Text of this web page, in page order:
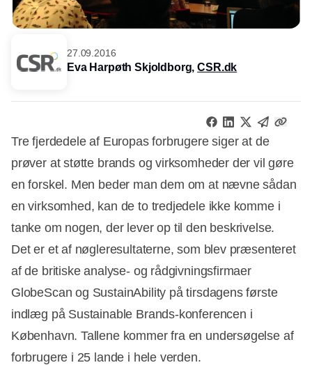
27.09.2016
Eva Harpøth Skjoldborg,CSR.dk
Tre fjerdedele af Europas forbrugere siger at de
prøver at støtte brands og virksomheder der vil gøre
en forskel. Men beder man dem om at nævne sådan
en virksomhed, kan de to tredjedele ikke komme i
tanke om nogen, der lever op til den beskrivelse.
Det er et af nøgleresultaterne, som blev præsenteret
af de britiske analyse- og rådgivningsfirmaer
GlobeScan og SustainAbility på tirsdagens første
indlæg på Sustainable Brands-konferencen i
København. Tallene kommer fra en undersøgelse af
forbrugere i 25 lande i hele verden.